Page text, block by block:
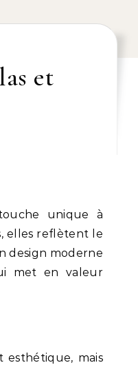
et
unique à
elles reflètent le
design moderne
met en valeur
esthétique, mais